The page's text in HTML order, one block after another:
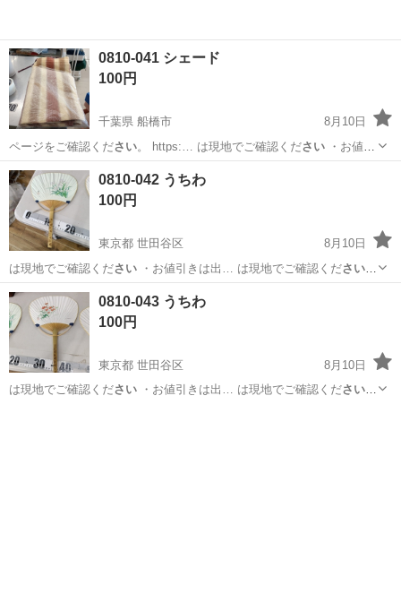
0810-041 シェード
100円
千葉県 船橋市
8月10日
ページをご確認ください。 https:… は現地でご確認ください・お値引
きは出… は現地でご確認ください 【付属品】… は現地でご確認くだ
さい 【価格】 …
千葉 船橋市 現地
0810-042 うちわ
100円
東京都 世田谷区
8月10日
は現地でご確認ください・お値引きは出… は現地でご確認ください
【付属品】… は現地でご確認ください 【価格】 …
東京 世田谷区 家庭用品 うちわ
0810-043 うちわ
100円
東京都 世田谷区
8月10日
は現地でご確認ください・お値引きは出… は現地でご確認ください